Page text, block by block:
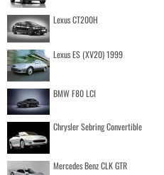
Lexus CT200H
Lexus ES (XV20) 1999
BMW F80 LCI
Chrysler Sebring Convertible
Mercedes Benz CLK GTR